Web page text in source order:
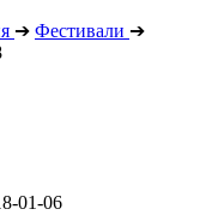
➔ Фестивали ➔
01-06